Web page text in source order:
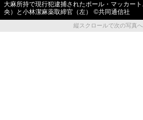
大麻所持で現行犯逮捕されたポール・マッカー
央）と小林潔麻薬取締官（左） ©︎共同通信社
縦スクロールで次の写真へ